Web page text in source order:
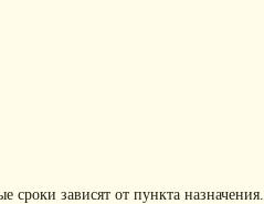
сроки зависят от пункта назначения.